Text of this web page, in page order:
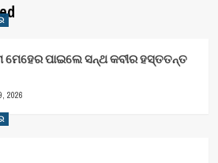
ମେହେର ପାଇଲେ ସନ୍ଥ କବୀର ହସ୍ତତନ୍ତ
2026